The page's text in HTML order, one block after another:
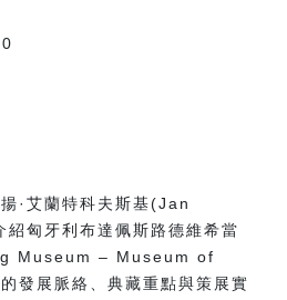
·艾蘭特科夫斯基(Jan
紹匈牙利布達佩斯路德維希當
Museum – Museum of
的發展脈絡、典藏重點與策展實